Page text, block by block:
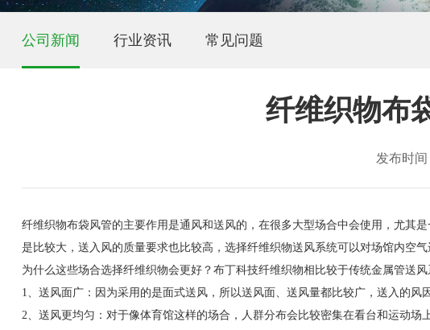
公司新闻 行业资讯 常见问题
纤维织物布
发布时
纤维织物布袋风管的主要作用是通风和送风的，在很多大型场合中会使用，尤其
是比较大，送入风的质量要求也比较高，选择纤维织物送风系统可以对场馆内空气
为什么这些场合选择纤维织物会更好？布丁科技纤维织物相比较于传统金属管送风
1、送风面广：因为采用的是面式送风，所以送风面、送风量都比较广，送入的风
2、送风更均匀：对于像体育馆这样的场合，人群分布会比较密集在看台和运动